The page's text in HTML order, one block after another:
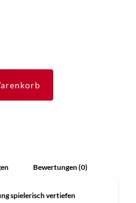
Bewertungen (0)
spielerisch vertiefen